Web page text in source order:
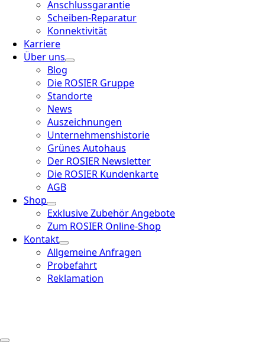
Anschlussgarantie
Scheiben-Reparatur
Konnektivität
Karriere
Über uns
Blog
Die ROSIER Gruppe
Standorte
News
Auszeichnungen
Unternehmenshistorie
Grünes Autohaus
Der ROSIER Newsletter
Die ROSIER Kundenkarte
AGB
Shop
Exklusive Zubehör Angebote
Zum ROSIER Online-Shop
Kontakt
Allgemeine Anfragen
Probefahrt
Reklamation